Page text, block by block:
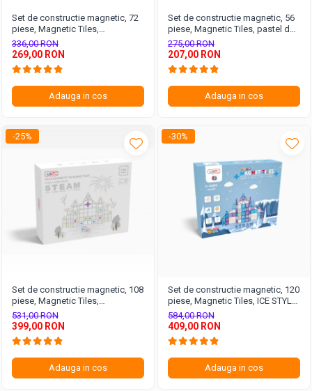
Set de constructie magnetic, 72
piese, Magnetic Tiles,
transparente de forme
geometrice diferite, 2D, 3D
336,00 RON
269,00 RON
Adauga in cos
Set de constructie magnetic, 56
piese, Magnetic Tiles, pastel de
forme geometrice diferite, 2D,
3D
275,00 RON
207,00 RON
Adauga in cos
-25%
Set de constructie magnetic, 108
piese, Magnetic Tiles,
multicolore de forme geometrice
diferite, 2D, 3D
531,00 RON
399,00 RON
Adauga in cos
-30%
Set de constructie magnetic, 120
piese, Magnetic Tiles, ICE STYLE
de forme geometrice diferite, 2D,
3D
584,00 RON
409,00 RON
Adauga in cos